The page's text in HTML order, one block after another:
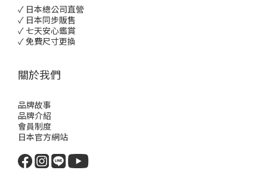
✓ 日本總公司直營
✓ 日本同步販售
✓ 七天安心鑑賞
✓ 免費尺寸更換
關於我們
品牌故事
品牌介紹
會員制度
日本官方網站